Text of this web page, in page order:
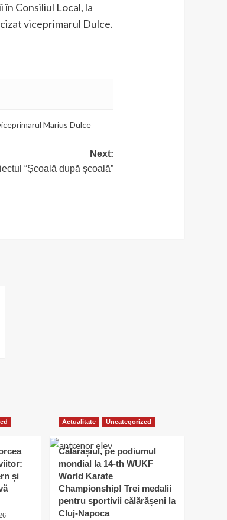
Consiliul Local, la
viceprimarul Dulce.
Marius Dulce
Next:
“Şcoală după şcoală”
și
Actualitate Uncategorized
Călărașiul, pe podiumul
mondial la 14-th WUKF
World Karate
Championship! Trei medalii
pentru sportivii călărășeni la
Cluj-Napoca